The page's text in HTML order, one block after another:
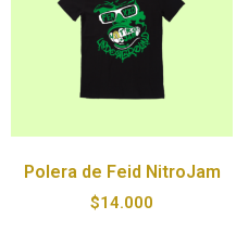
Polera de Feid NitroJam
$14.000